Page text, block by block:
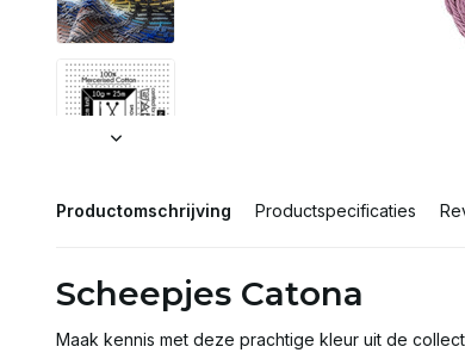
Productomschrijving Productspecificaties
Scheepjes Catona
Maak kennis met deze prachtige kleur uit de